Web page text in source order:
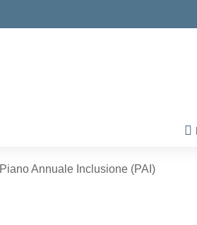
Piano Annuale Inclusione (PAI)